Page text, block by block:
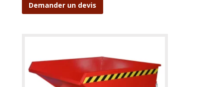
Demander un devis